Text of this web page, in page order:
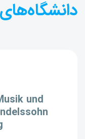
und